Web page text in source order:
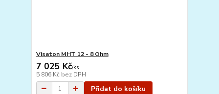
Visaton MHT 12 - 8 Ohm
7 025 Kč/ks
5 806 Kč bez DPH
Přidat do košíku